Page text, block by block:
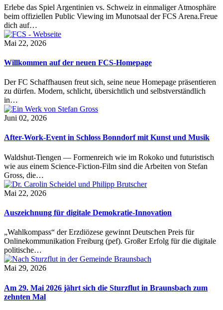
Erlebe das Spiel Argentinien vs. Schweiz in einmaliger Atmosphäre
beim offiziellen Public Viewing im Munotsaal der FCS Arena.Freue
dich auf…
Mai 22, 2026
Willkommen auf der neuen FCS-Homepage
Der FC Schaffhausen freut sich, seine neue Homepage präsentieren
zu dürfen. Modern, schlicht, übersichtlich und selbstverständlich
in…
Juni 02, 2026
After-Work-Event in Schloss Bonndorf mit Kunst und Musik
Waldshut-Tiengen — Formenreich wie im Rokoko und futuristisch
wie aus einem Science-Fiction-Film sind die Arbeiten von Stefan
Gross, die…
Mai 22, 2026
Auszeichnung für digitale Demokratie-Innovation
„Wahlkompass“ der Erzdiözese gewinnt Deutschen Preis für
Onlinekommunikation Freiburg (pef). Großer Erfolg für die digitale
politische…
Mai 29, 2026
Am 29. Mai 2026 jährt sich die Sturzflut in Braunsbach zum
zehnten Mal